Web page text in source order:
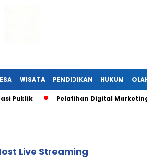
WISATA PENDIDIKAN HUKUM
Publik Pelatihan Digital
Live Streaming